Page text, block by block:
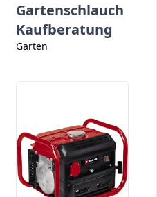
Gartenschlauch
Kaufberatung
Garten